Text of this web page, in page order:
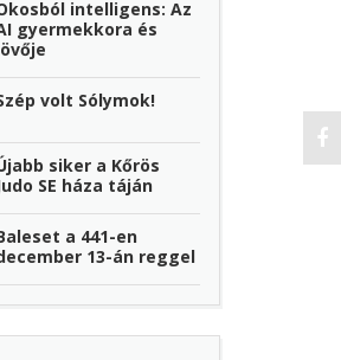
intelligens: Az
gyermekkora és
volt Sólymok!
siker a Kőrös
SE háza táján
a 441-en
13-án reggel